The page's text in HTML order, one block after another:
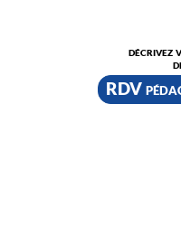
décrivez
RDV